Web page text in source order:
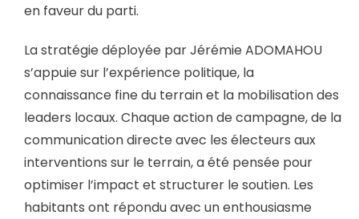
en faveur du parti.
La stratégie déployée par Jérémie ADOMAHOU
s’appuie sur l’expérience politique, la
connaissance fine du terrain et la mobilisation des
leaders locaux. Chaque action de campagne, de la
communication directe avec les électeurs aux
interventions sur le terrain, a été pensée pour
optimiser l’impact et structurer le soutien. Les
habitants ont répondu avec un enthousiasme